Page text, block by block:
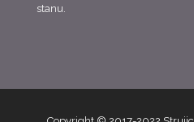
stanu.